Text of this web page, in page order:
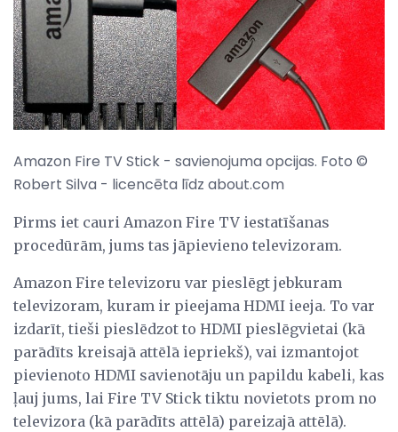
Amazon Fire TV Stick - savienojuma opcijas. Foto ©
Robert Silva - licencēta līdz about.com
Pirms iet cauri Amazon Fire TV iestatīšanas
procedūrām, jums tas jāpievieno televizoram.
Amazon Fire televizoru var pieslēgt jebkuram
televizoram, kuram ir pieejama HDMI ieeja. To var
izdarīt, tieši pieslēdzot to HDMI pieslēgvietai (kā
parādīts kreisajā attēlā iepriekš), vai izmantojot
pievienoto HDMI savienotāju un papildu kabeli, kas
ļauj jums, lai Fire TV Stick tiktu novietots prom no
televizora (kā parādīts attēlā) pareizajā attēlā).